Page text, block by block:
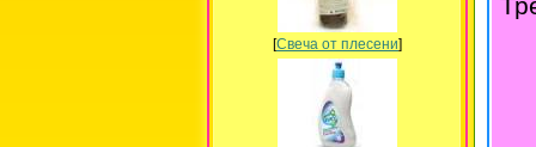
[Свеча от плесени]